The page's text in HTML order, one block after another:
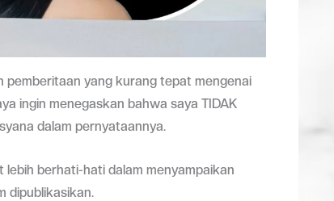
pemberitaan yang kurang tepat mengenai
ingin menegaskan bahwa saya TIDAK
dalam pernyataannya.
berhati-hati dalam menyampaikan
dipublikasikan.